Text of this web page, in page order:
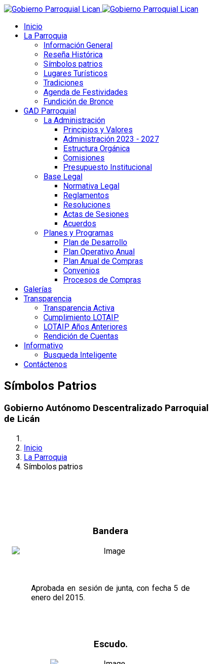
Inicio
La Parroquia
Información General
Reseña Histórica
Símbolos patrios
Lugares Turísticos
Tradiciones
Agenda de Festividades
Fundición de Bronce
GAD Parroquial
La Administración
Principios y Valores
Administración 2023 - 2027
Estructura Orgánica
Comisiones
Presupuesto Institucional
Base Legal
Normativa Legal
Reglamentos
Resoluciones
Actas de Sesiones
Acuerdos
Planes y Programas
Plan de Desarrollo
Plan Operativo Anual
Plan Anual de Compras
Convenios
Procesos de Compras
Galerías
Transparencia
Transparencia Activa
Cumplimiento LOTAIP
LOTAIP Años Anteriores
Rendición de Cuentas
Informativo
Busqueda Inteligente
Contáctenos
Símbolos Patrios
Gobierno Autónomo Descentralizado Parroquial
de Licán
Inicio
La Parroquia
Símbolos patrios
Bandera
Aprobada en sesión de junta, con fecha 5 de
enero del 2015.
Escudo.